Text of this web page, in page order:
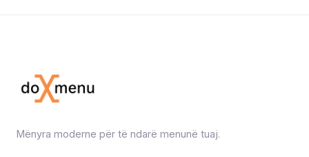
Mënyra moderne për të ndarë menunë tuaj.